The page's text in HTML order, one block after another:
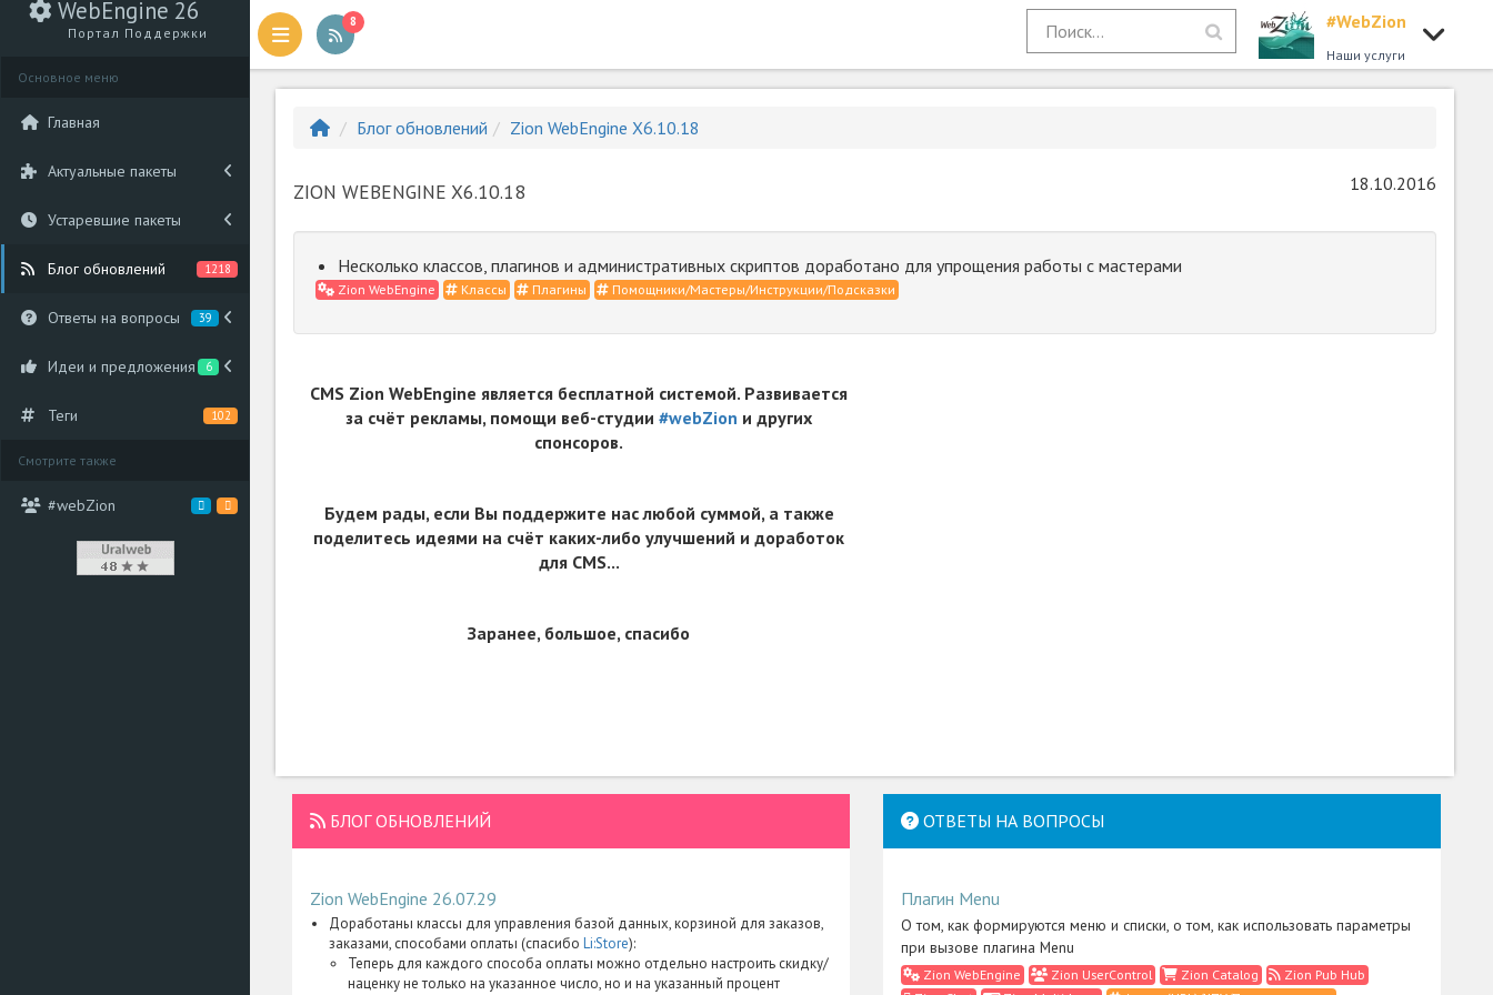
WebEngine 26
Портал Поддержки
Основное меню
Главная
Актуальные пакеты
Устаревшие пакеты
Блог обновлений 1218
Ответы на вопросы 39
Идеи и предложения 6
Теги 102
Смотрите также
#webZion
8 #WebZion
Наши услуги
Блог обновлений Zion WebEngine X6.10.18
ZION WEBENGINE X6.10.18 18.10.2016
Несколько классов, плагинов и административных скриптов доработано для упрощения работы с мастерами
Zion WebEngine Классы Плагины Помощники/Мастеры/Инструкции/Подсказки
CMS Zion WebEngine является бесплатной системой. Развивается
за счёт рекламы, помощи веб-студии #webZion и других
спонсоров.
Будем рады, если Вы поддержите нас любой суммой, а также
поделитесь идеями на счёт каких-либо улучшений и доработок
для CMS...
Заранее, большое, спасибо
БЛОГ ОБНОВЛЕНИЙ
Zion WebEngine 26.07.29
Доработаны классы для управления базой данных, корзиной для заказов,
заказами, способами оплаты (спасибо Li:Store):
Теперь для каждого способа оплаты можно отдельно настроить скидку/
наценку не только на указанное число, но и на указанный процент
ОТВЕТЫ НА ВОПРОСЫ
Плагин Menu
О том, как формируются меню и списки, о том, как использовать параметры
при вызове плагина Menu
Zion WebEngine Zion UserControl Zion Catalog
Zion Pub Hub